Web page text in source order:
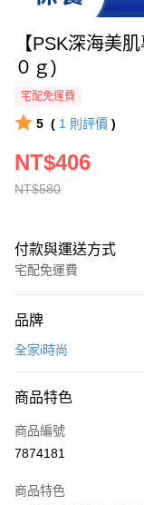
【PSK深海美
０ｇ)
宅配免運費
5 ( 1 則評價 )
NT$580
NT$406
付款與運送方式
宅配免運費
全家線上支付
本島宅配-活動商品
免運費
免運費
品牌
全家i時尚
商品特色
商品編號
7874181
商品特色